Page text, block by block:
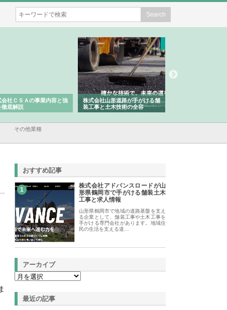
会社ＣＳＡの事業内容と強
徹底解説
株式会社山形道路が手がける舗
装工事と土木技術の全容
その他業種
おすすめ記事
1
株式会社アドバンスロードが山
形県鶴岡市で手がける舗装土木
工事と求人情報
山形県鶴岡市で地域の道路基盤を支え
る企業として、舗装工事や土木工事を
手がける専門会社があります。地域住
民の生活を支える道…
アーカイブ
最近の記事